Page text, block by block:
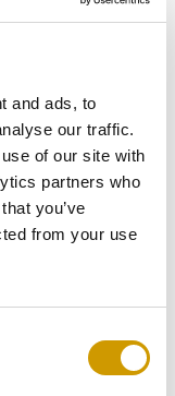
and ads, to
our traffic.
of our site with
partners who
you’ve
from your use
DONNE MON